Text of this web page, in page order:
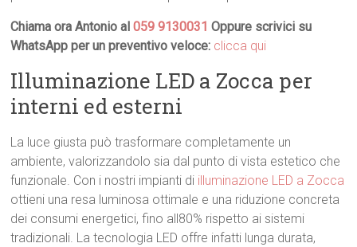
Chiama ora Antonio al059 9130031 Oppure scrivici su
WhatsApp per un preventivo veloce: clicca qui
Illuminazione LED a Zocca per
interni ed esterni
La luce giusta può trasformare completamente un
ambiente, valorizzandolo sia dal punto di vista estetico che
funzionale. Con i nostri impianti di illuminazione LED a Zocca
ottieni una resa luminosa ottimale e una riduzione concreta
dei consumi energetici, fino all80% rispetto ai sistemi
tradizionali. La tecnologia LED offre infatti lunga durata,